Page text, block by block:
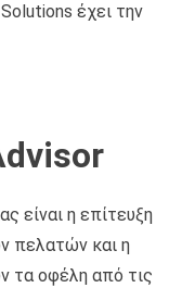
έχει την
είναι η επίτευξη
πελατών και η
τα οφέλη από τις